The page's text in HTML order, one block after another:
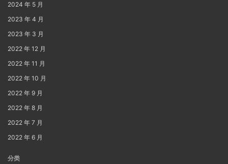
2024 年 5 月
2023 年 4 月
2023 年 3 月
2022 年 12 月
2022 年 11 月
2022 年 10 月
2022 年 9 月
2022 年 8 月
2022 年 7 月
2022 年 6 月
分类